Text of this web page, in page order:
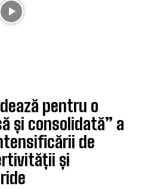
pentru o
și consolidată” a
de
și